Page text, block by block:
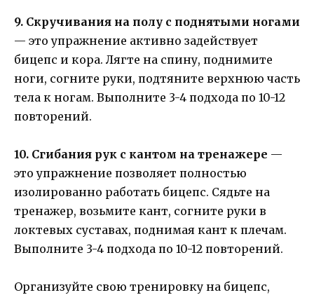
9. Скручивания на полу с поднятыми ногами
— это упражнение активно задействует
бицепс и кора. Лягте на спину, поднимите
ноги, согните руки, подтяните верхнюю часть
тела к ногам. Выполните 3-4 подхода по 10-12
повторений.
10. Сгибания рук с кантом на тренажере —
это упражнение позволяет полностью
изолированно работать бицепс. Сядьте на
тренажер, возьмите кант, согните руки в
локтевых суставах, поднимая кант к плечам.
Выполните 3-4 подхода по 10-12 повторений.
Организуйте свою тренировку на бицепс,